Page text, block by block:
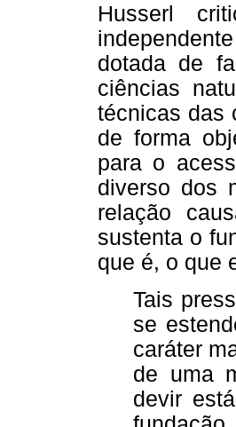
Husserl
dotada de
ciências
técnicas das
de forma
para o
diverso dos
relação
sustenta o
que é, o que
Tais
se
caráter
de uma
devir